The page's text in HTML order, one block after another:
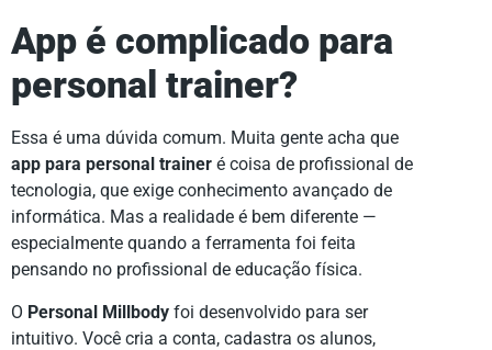
App é complicado para
personal trainer?
Essa é uma dúvida comum. Muita gente acha que
app para personal trainer é coisa de profissional de
tecnologia, que exige conhecimento avançado de
informática. Mas a realidade é bem diferente —
especialmente quando a ferramenta foi feita
pensando no profissional de educação física.
O Personal Millbody foi desenvolvido para ser
intuitivo. Você cria a conta, cadastra os alunos,